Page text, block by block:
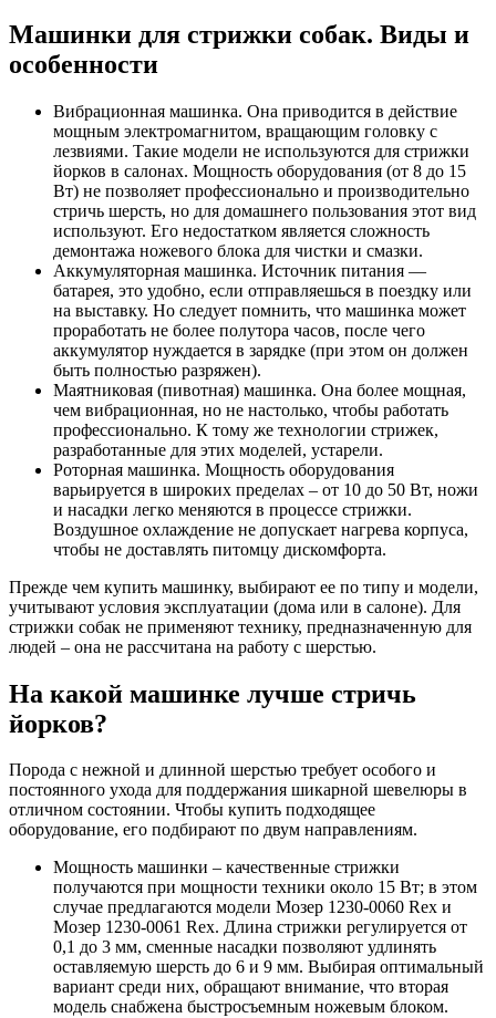
Машинки для стрижки собак. Виды и
особенности
Вибрационная машинка. Она приводится в действие
мощным электромагнитом, вращающим головку с
лезвиями. Такие модели не используются для стрижки
йорков в салонах. Мощность оборудования (от 8 до 15
Вт) не позволяет профессионально и производительно
стричь шерсть, но для домашнего пользования этот вид
используют. Его недостатком является сложность
демонтажа ножевого блока для чистки и смазки.
Аккумуляторная машинка. Источник питания —
батарея, это удобно, если отправляешься в поездку или
на выставку. Но следует помнить, что машинка может
проработать не более полутора часов, после чего
аккумулятор нуждается в зарядке (при этом он должен
быть полностью разряжен).
Маятниковая (пивотная) машинка. Она более мощная,
чем вибрационная, но не настолько, чтобы работать
профессионально. К тому же технологии стрижек,
разработанные для этих моделей, устарели.
Роторная машинка. Мощность оборудования
варьируется в широких пределах – от 10 до 50 Вт, ножи
и насадки легко меняются в процессе стрижки.
Воздушное охлаждение не допускает нагрева корпуса,
чтобы не доставлять питомцу дискомфорта.
Прежде чем купить машинку, выбирают ее по типу и модели,
учитывают условия эксплуатации (дома или в салоне). Для
стрижки собак не применяют технику, предназначенную для
людей – она не рассчитана на работу с шерстью.
На какой машинке лучше стричь
йорков?
Порода с нежной и длинной шерстью требует особого и
постоянного ухода для поддержания шикарной шевелюры в
отличном состоянии. Чтобы купить подходящее
оборудование, его подбирают по двум направлениям.
Мощность машинки – качественные стрижки
получаются при мощности техники около 15 Вт; в этом
случае предлагаются модели Мозер 1230-0060 Rex и
Мозер 1230-0061 Rex. Длина стрижки регулируется от
0,1 до 3 мм, сменные насадки позволяют удлинять
оставляемую шерсть до 6 и 9 мм. Выбирая оптимальный
вариант среди них, обращают внимание, что вторая
модель снабжена быстросъемным ножевым блоком.